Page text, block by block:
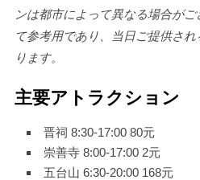
ンは都市によって異なる場合が
て参考用であり、当日ご提供さ
ります。
主要アトラクション
晋祠 8:30-17:00 80元
崇善寺 8:00-17:00 2元
五台山 6:30-20:00 168元